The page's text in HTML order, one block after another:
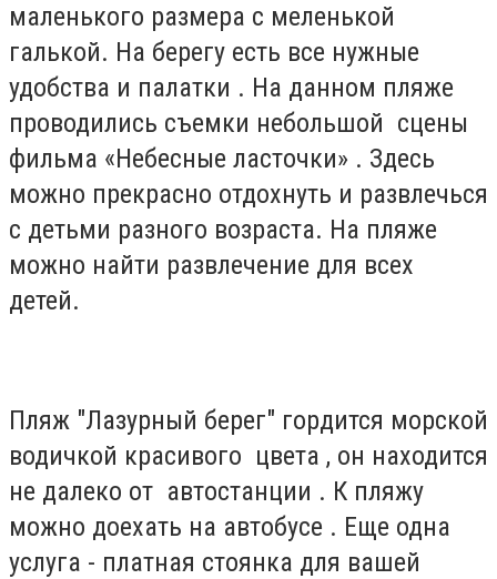
маленького размера с меленькой
галькой. На берегу есть все нужные
удобства и палатки . На данном пляже
проводились съемки небольшой сцены
фильма «Небесные ласточки» . Здесь
можно прекрасно отдохнуть и развлечься
с детьми разного возраста. На пляже
можно найти развлечение для всех
детей.
Пляж "Лазурный берег" гордится морской
водичкой красивого цвета , он находится
не далеко от автостанции . К пляжу
можно доехать на автобусе . Еще одна
услуга - платная стоянка для вашей